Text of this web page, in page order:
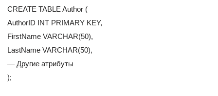
CREATE TABLE Author (
AuthorID INT PRIMARY KEY,
FirstName VARCHAR(50),
LastName VARCHAR(50),
— Другие атрибуты
);